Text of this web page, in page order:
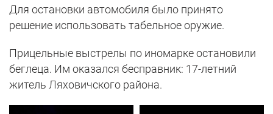
Для остановки автомобиля было принято
решение использовать табельное оружие.
Прицельные выстрелы по иномарке остановили
беглеца. Им оказался бесправник: 17-летний
житель Ляховичского района.